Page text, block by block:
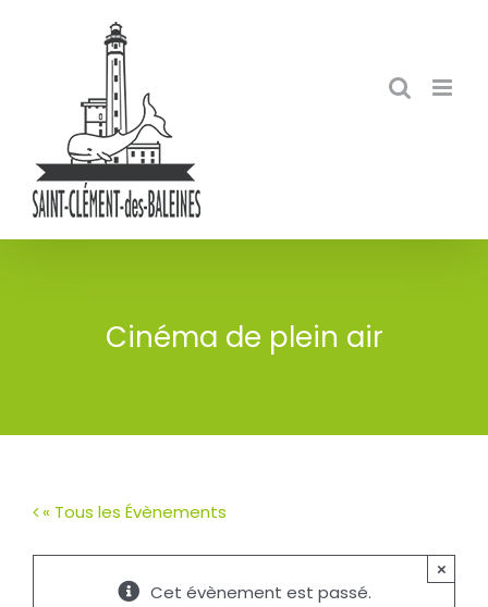
Cinéma de plein air
« Tous les Évènements
Cet évènement est passé.
×